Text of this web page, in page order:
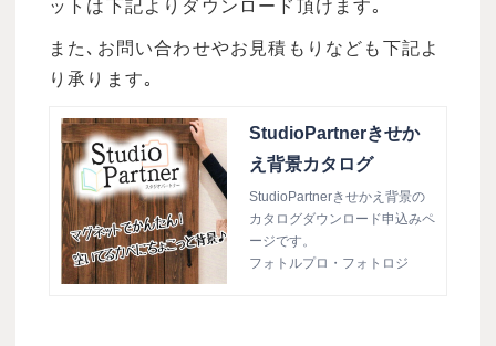
ットは下記よりダウンロード頂けます｡
また､お問い合わせやお見積もりなども下記よ
り承ります｡
StudioPartnerきせか
え背景カタログ
StudioPartnerきせかえ背景の
カタログダウンロード申込みペ
ージです。
フォトルプロ・フォトロジ